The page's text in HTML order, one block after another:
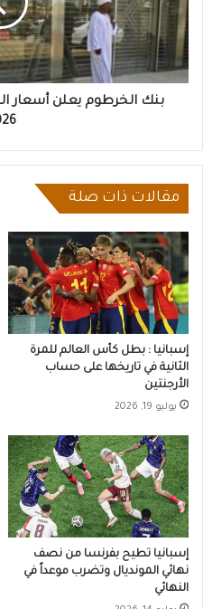
الصرف
ليوم
الخميس
15
يناير
2026
مقالات ذات صلة
إسبانيا : بطل كأس العالم للمرة
الثانية في تاريخها على حساب
الأرجنتين
يوليو 19, 2026
إسبانيا تطيح بفرنسا من نصف
نهائي المونديال وتضرب موعداً في
النهائي